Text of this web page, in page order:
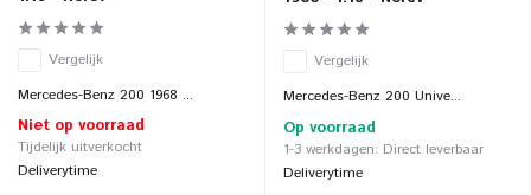
Vergelijk
Mercedes-Benz 200 1968 ...
Niet op voorraad
Tijdelijk uitverkocht
Deliverytime
Vergelijk
Mercedes-Benz 200 Unive...
Op voorraad
1-3 werkdagen: Direct leverbaar
Deliverytime